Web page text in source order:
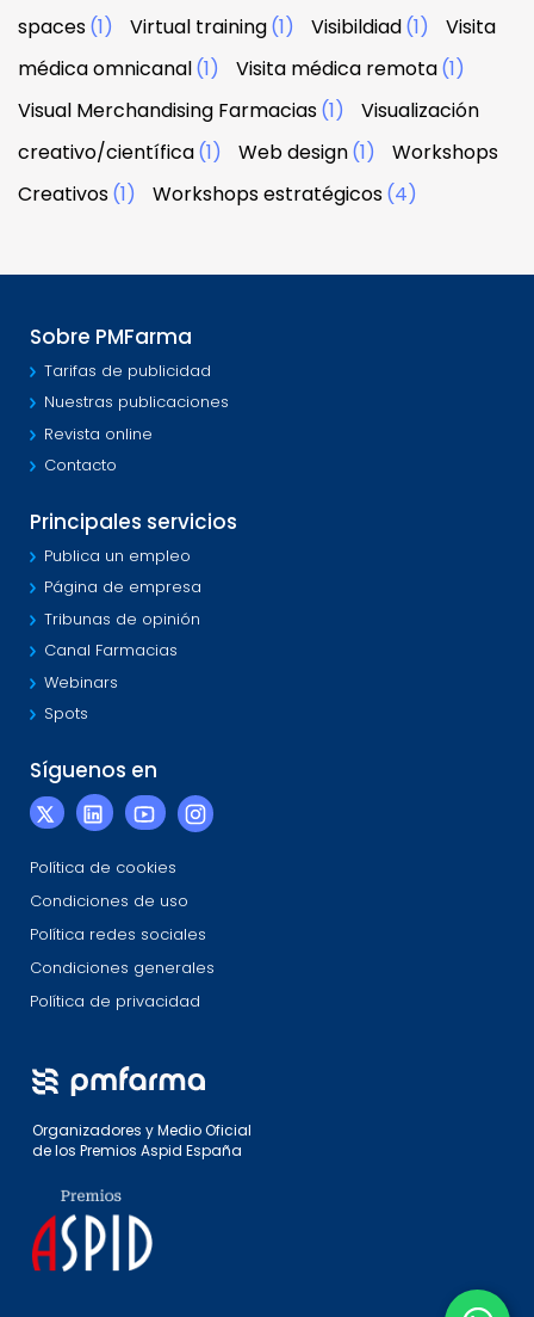
spaces(1) Virtual training(1) Visibildiad(1)
Visita
médica omnicanal(1) Visita médica remota(1)
Visual Merchandising Farmacias(1)
Visualización
creativo/científica(1) Web design(1)
Workshops
Creativos(1) Workshops estratégicos(4)
Sobre PMFarma
Tarifas de publicidad
Nuestras publicaciones
Revista online
Contacto
Principales servicios
Publica un empleo
Página de empresa
Tribunas de opinión
Canal Farmacias
Webinars
Spots
Síguenos en
Política de cookies
Condiciones de uso
Política redes sociales
Condiciones generales
Política de privacidad
Organizadores y Medio Oficial
de los Premios Aspid España